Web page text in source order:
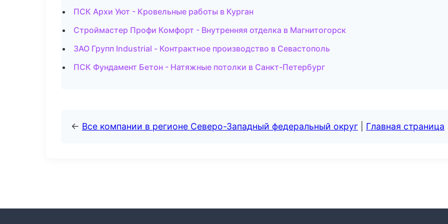
ПСК Архи Уют - Кровельные работы в Курган
Строймастер Профи Комфорт - Внутренняя отделка в Магнитогорск
ЗАО Групп Industrial - Контрактное производство в Севастополь
ПСК Фундамент Бетон - Натяжные потолки в Санкт-Петербург
← Все компании в регионе Северо-Западный федеральный округ Главная страница